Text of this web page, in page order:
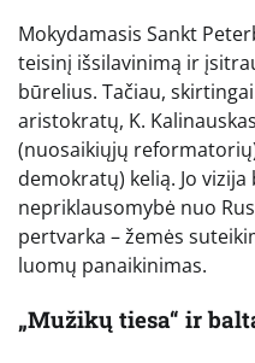
Mokydamasis Sankt
teisinį išsilavinimą ir
būrelius. Tačiau,
aristokratų, K.
(nuosaikiųjų
demokratų) kelią. Jo
nepriklausomybė nuo
pertvarka – žemės
luomų panaikinimas.
„Mužikų tiesa“ ir